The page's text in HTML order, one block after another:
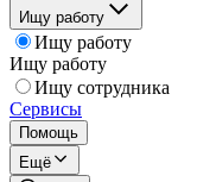
Ищу работу
Ищу работу
Ищу работу
Ищу сотрудника
Сервисы
Помощь
Ещё